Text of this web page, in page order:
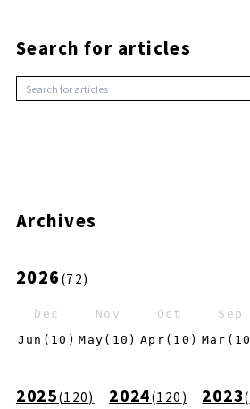
Search for articles
Archives
2026 (72)
Dec Nov Oct Sep
Jun ( 10 ) May ( 10 ) Apr ( 10 ) Mar ( 10
2025(120) 2024(120 ) 2023(